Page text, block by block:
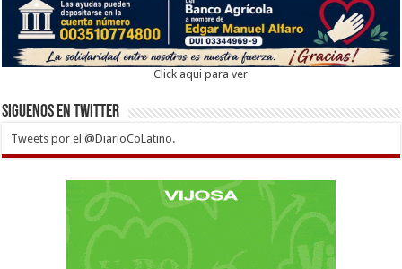
Click aqui para ver
Siguenos en twitter
Tweets por el @DiarioCoLatino.